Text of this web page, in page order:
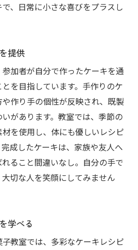
、日常に小さな喜びをプラスし
提供
加者が自分で作ったケーキを通
を目指しています。手作りのケ
作り手の個性が反映され、既製
があります。教室では、季節の
を使用し、体にも優しいレシピ
成したケーキは、家族や友人へ
ること間違いなし。自分の手で
切な人を笑顔にしてみません
学べる
教室では、多彩なケーキレシピ